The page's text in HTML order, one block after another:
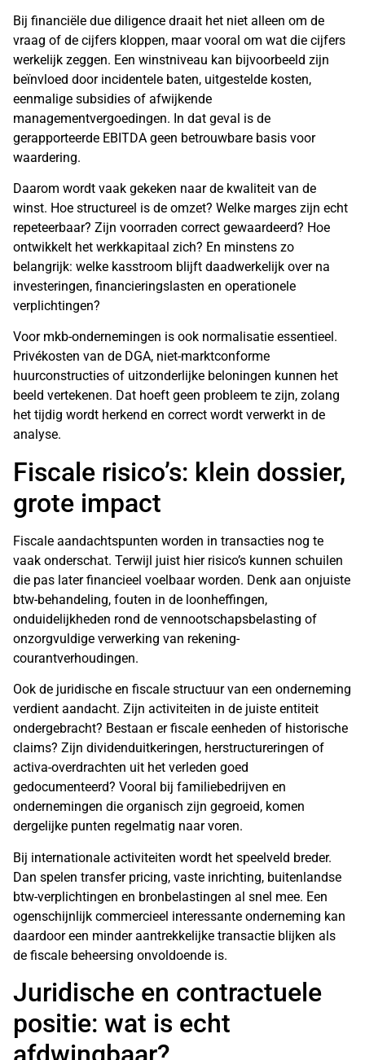
Bij financiële due diligence draait het niet alleen om de
vraag of de cijfers kloppen, maar vooral om wat die cijfers
werkelijk zeggen. Een winstniveau kan bijvoorbeeld zijn
beïnvloed door incidentele baten, uitgestelde kosten,
eenmalige subsidies of afwijkende
managementvergoedingen. In dat geval is de
gerapporteerde EBITDA geen betrouwbare basis voor
waardering.
Daarom wordt vaak gekeken naar de kwaliteit van de
winst. Hoe structureel is de omzet? Welke marges zijn echt
repeteerbaar? Zijn voorraden correct gewaardeerd? Hoe
ontwikkelt het werkkapitaal zich? En minstens zo
belangrijk: welke kasstroom blijft daadwerkelijk over na
investeringen, financieringslasten en operationele
verplichtingen?
Voor mkb-ondernemingen is ook normalisatie essentieel.
Privékosten van de DGA, niet-marktconforme
huurconstructies of uitzonderlijke beloningen kunnen het
beeld vertekenen. Dat hoeft geen probleem te zijn, zolang
het tijdig wordt herkend en correct wordt verwerkt in de
analyse.
Fiscale risico’s: klein dossier,
grote impact
Fiscale aandachtspunten worden in transacties nog te
vaak onderschat. Terwijl juist hier risico’s kunnen schuilen
die pas later financieel voelbaar worden. Denk aan onjuiste
btw-behandeling, fouten in de loonheffingen,
onduidelijkheden rond de vennootschapsbelasting of
onzorgvuldige verwerking van rekening-
courantverhoudingen.
Ook de juridische en fiscale structuur van een onderneming
verdient aandacht. Zijn activiteiten in de juiste entiteit
ondergebracht? Bestaan er fiscale eenheden of historische
claims? Zijn dividenduitkeringen, herstructureringen of
activa-overdrachten uit het verleden goed
gedocumenteerd? Vooral bij familiebedrijven en
ondernemingen die organisch zijn gegroeid, komen
dergelijke punten regelmatig naar voren.
Bij internationale activiteiten wordt het speelveld breder.
Dan spelen transfer pricing, vaste inrichting, buitenlandse
btw-verplichtingen en bronbelastingen al snel mee. Een
ogenschijnlijk commercieel interessante onderneming kan
daardoor een minder aantrekkelijke transactie blijken als
de fiscale beheersing onvoldoende is.
Juridische en contractuele
positie: wat is echt